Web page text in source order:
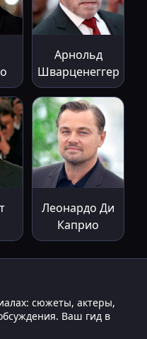
Арнольд
Шварценеггер
Леонардо Ди
Каприо
сюжеты, актеры,
Ваш гид в